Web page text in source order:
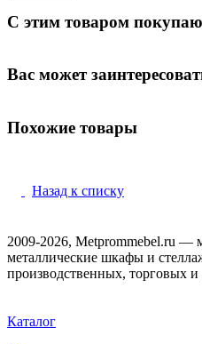
С этим товаром
Вас может
Похожие товары
Назад к списку
2009-2026, Metprommebel.ru —
металлические шкафы и
производственных, торговых
Каталог